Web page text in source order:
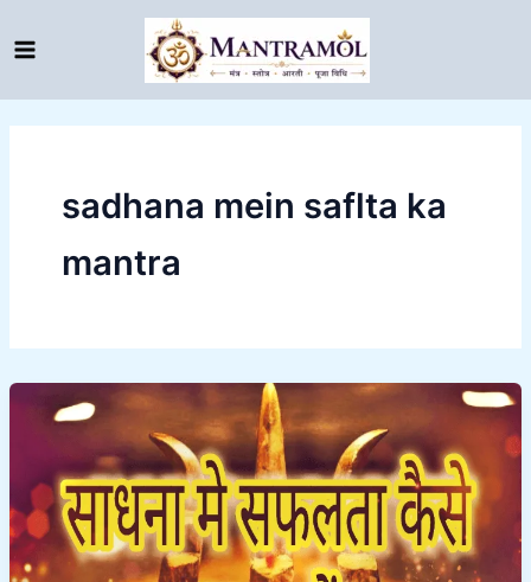
to
sadhana mein saflta ka
mantra
mein
kyo
nhi
milti,
kaise